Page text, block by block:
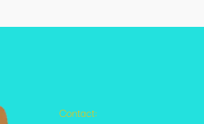
Autres pages disponibles